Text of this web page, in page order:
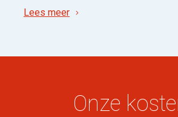
Lees meer
Onze